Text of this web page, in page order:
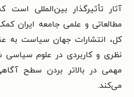
آثار تأثیرگذار بین‌المللی
مطالعاتی و علمی جامعه ایران
کل، انتشارات جهان سیاست به
نظری و کاربردی در علوم
مهمی در بالاتر بردن سطح
می‌کند.